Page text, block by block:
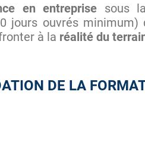
en entreprise sous
jours ouvrés minimum)
à la réalité du
DE LA